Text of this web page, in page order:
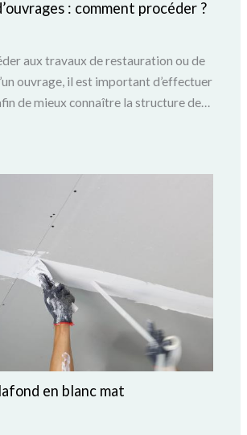
: comment procéder ?
aux travaux de restauration ou de
ouvrage, il est important d’effectuer
de mieux connaître la structure de…
en blanc mat